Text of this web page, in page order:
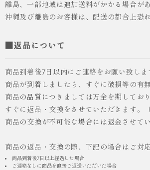
離島、一部地域は追加送料がかかる場合が
沖縄及び離島のお客様は、配送の都合上恐
■返品について
商品到着後7日以内にご連絡をお願い致しま
商品が到着しましたら、すぐに破損等の有
商品の品質につきましては万全を期してお
すぐに返品・交換をさせていただきます。
商品の交換が不可能な場合には返金させて
商品の返品・交換の際、下記の場合はご対
商品到着後7日以上経過した場合
ご連絡なしに商品を直接ご返送いただいた場合